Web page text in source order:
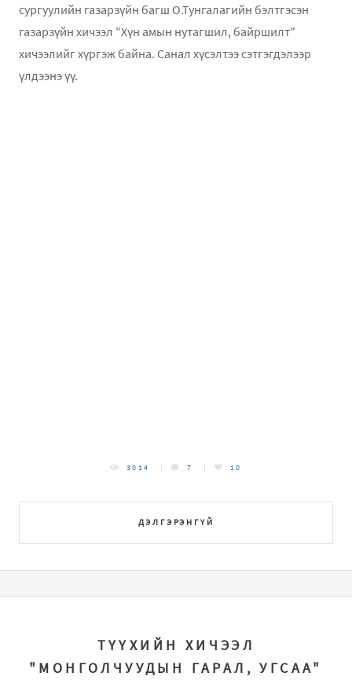
сургуулийн газарзүйн багш О.Тунгалагийн бэлтгэсэн
газарзүйн хичээл "Хүн амын нутагшил, байршилт"
хичээлийг хүргэж байна. Санал хүсэлтээ сэтгэгдэлээр
үлдээнэ үү.
ДЭЛГЭРЭНГҮЙ
3014 7 10
ТҮҮХИЙН ХИЧЭЭЛ
"МОНГОЛЧУУДЫН ГАРАЛ, УГСАА"